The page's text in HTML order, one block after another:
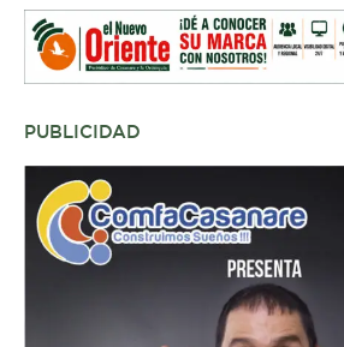
PUBLICIDAD